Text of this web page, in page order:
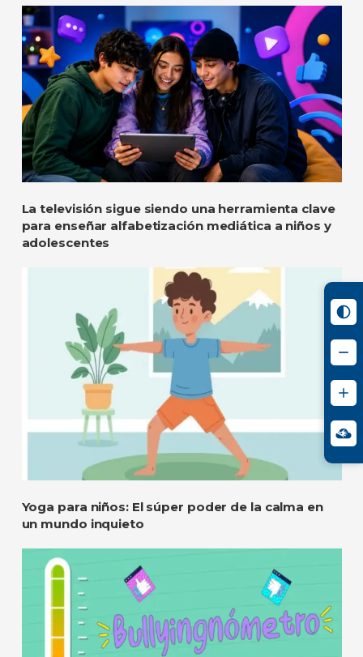
La televisión sigue siendo una herramienta clave
para enseñar alfabetización mediática a niños y
adolescentes
Yoga para niños: El súper poder de la calma en
un mundo inquieto